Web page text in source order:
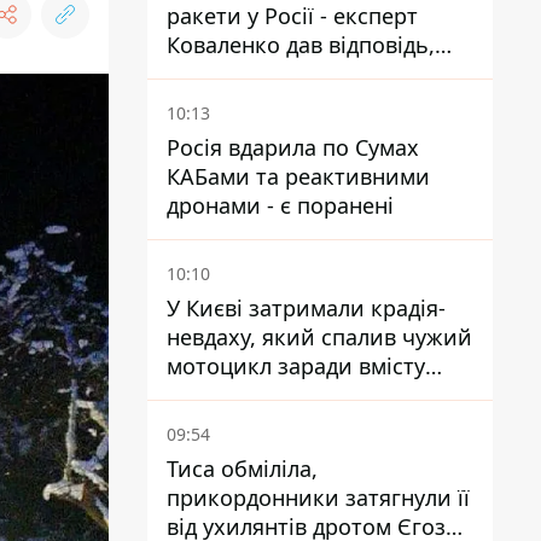
ракети у Росії - експерт
Коваленко дав відповідь,
яка навряд чи сподобається
українцям
10:13
Росія вдарила по Сумах
КАБами та реактивними
дронами - є поранені
10:10
У Києві затримали крадія-
невдаху, який спалив чужий
мотоцикл заради вмісту
багажника
09:54
Тиса обміліла,
прикордонники затягнули її
від ухилянтів дротом Єгоза,